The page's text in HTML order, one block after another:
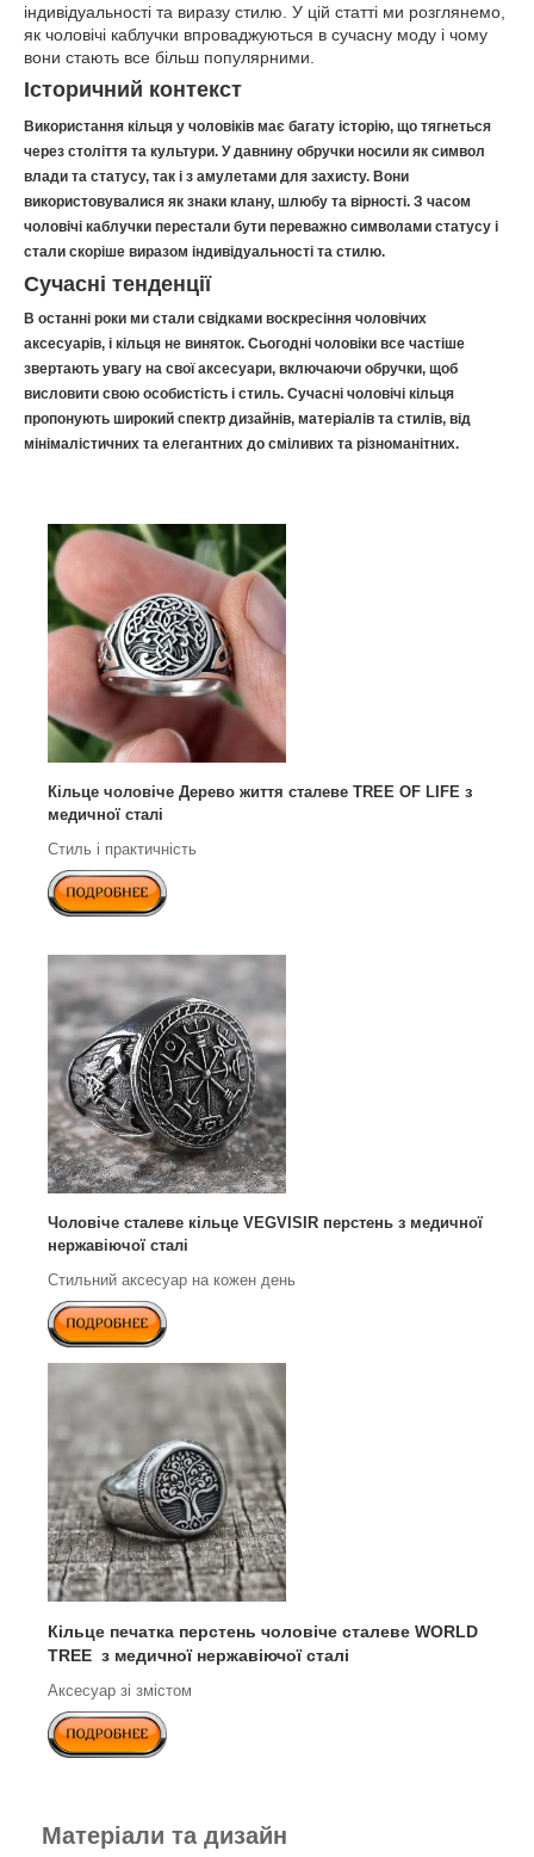
індивідуальності та виразу стилю. У цій статті ми розглянемо,
як чоловічі каблучки впроваджуються в сучасну моду і чому
вони стають все більш популярними.
Історичний контекст
Використання кільця у чоловіків має багату історію, що тягнеться
через століття та культури. У давнину обручки носили як символ
влади та статусу, так і з амулетами для захисту. Вони
використовувалися як знаки клану, шлюбу та вірності. З часом
чоловічі каблучки перестали бути переважно символами статусу і
стали скоріше виразом індивідуальності та стилю.
Сучасні тенденції
В останні роки ми стали свідками воскресіння чоловічих
аксесуарів, і кільця не виняток. Сьогодні чоловіки все частіше
звертають увагу на свої аксесуари, включаючи обручки, щоб
висловити свою особистість і стиль. Сучасні чоловічі кільця
пропонують широкий спектр дизайнів, матеріалів та стилів, від
мінімалістичних та елегантних до сміливих та різноманітних.
Кільце чоловіче Дерево життя сталеве TREE OF LIFE з
медичної сталі
Стиль і практичність
Чоловіче сталеве кільце VEGVISIR перстень з медичної
нержавіючої сталі
Стильний аксесуар на кожен день
Кільце печатка перстень чоловіче сталеве WORLD
TREE з медичної нержавіючої сталі
Аксесуар зі змістом
Матеріали та дизайн